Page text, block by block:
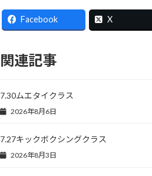
Facebook X
関連記事
7.30ムエタイクラス
2026年8月6日
7.27キックボクシングクラス
2026年8月3日